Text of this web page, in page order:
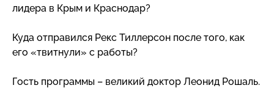
лидера в Крым и Краснодар?
Куда отправился Рекс Тиллерсон после того, как
его «твитнули» с работы?
Гость программы – великий доктор Леонид Рошаль.